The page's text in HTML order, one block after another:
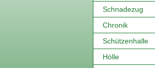
Schnadezug
Chronik
Schützenhalle
Hölle